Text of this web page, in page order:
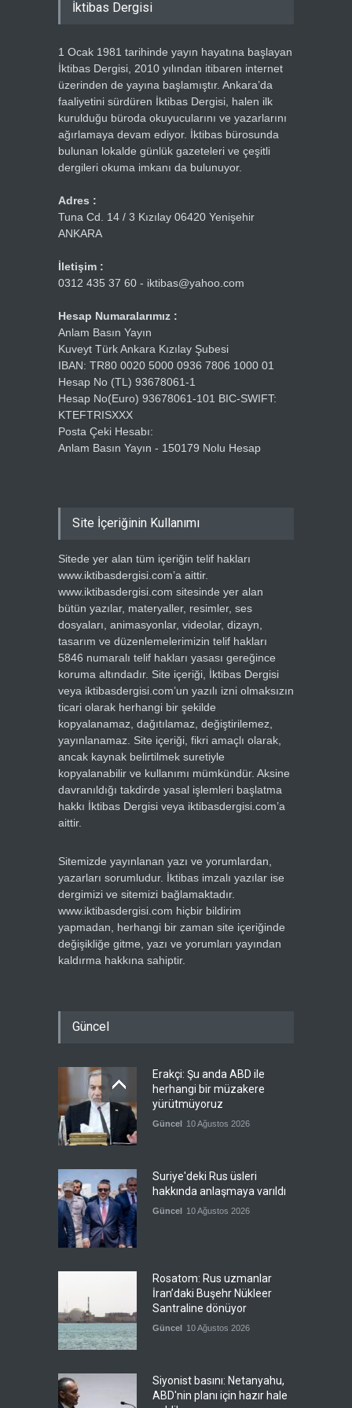
İktibas Dergisi
1 Ocak 1981 tarihinde yayın hayatına başlayan
İktibas Dergisi, 2010 yılından itibaren internet
üzerinden de yayına başlamıştır. Ankara’da
faaliyetini sürdüren İktibas Dergisi, halen ilk
kurulduğu büroda okuyucularını ve yazarlarını
ağırlamaya devam ediyor. İktibas bürosunda
bulunan lokalde günlük gazeteleri ve çeşitli
dergileri okuma imkanı da bulunuyor.
Adres :
Tuna Cd. 14 / 3 Kızılay 06420 Yenişehir
ANKARA
İletişim :
0312 435 37 60 - iktibas@yahoo.com
Hesap Numaralarımız :
Anlam Basın Yayın
Kuveyt Türk Ankara Kızılay Şubesi
IBAN: TR80 0020 5000 0936 7806 1000 01
Hesap No (TL) 93678061-1
Hesap No(Euro) 93678061-101 BIC-SWIFT:
KTEFTRISXXX
Posta Çeki Hesabı:
Anlam Basın Yayın - 150179 Nolu Hesap
Site İçeriğinin Kullanımı
Sitede yer alan tüm içeriğin telif hakları
www.iktibasdergisi.com’a aittir.
www.iktibasdergisi.com sitesinde yer alan
bütün yazılar, materyaller, resimler, ses
dosyaları, animasyonlar, videolar, dizayn,
tasarım ve düzenlemelerimizin telif hakları
5846 numaralı telif hakları yasası gereğince
koruma altındadır. Site içeriği, İktibas Dergisi
veya iktibasdergisi.com’un yazılı izni olmaksızın
ticari olarak herhangi bir şekilde
kopyalanamaz, dağıtılamaz, değiştirilemez,
yayınlanamaz. Site içeriği, fikri amaçlı olarak,
ancak kaynak belirtilmek suretiyle
kopyalanabilir ve kullanımı mümkündür. Aksine
davranıldığı takdirde yasal işlemleri başlatma
hakkı İktibas Dergisi veya iktibasdergisi.com’a
aittir.
Sitemizde yayınlanan yazı ve yorumlardan,
yazarları sorumludur. İktibas imzalı yazılar ise
dergimizi ve sitemizi bağlamaktadır.
www.iktibasdergisi.com hiçbir bildirim
yapmadan, herhangi bir zaman site içeriğinde
değişikliğe gitme, yazı ve yorumları yayından
kaldırma hakkına sahiptir.
Güncel
Erakçi: Şu anda ABD ile
herhangi bir müzakere
yürütmüyoruz
Güncel 10 Ağustos 2026
Suriye'deki Rus üsleri
hakkında anlaşmaya varıldı
Güncel 10 Ağustos 2026
Rosatom: Rus uzmanlar
İran’daki Buşehr Nükleer
Santraline dönüyor
Güncel 10 Ağustos 2026
Siyonist basını: Netanyahu,
ABD'nin planı için hazır hale